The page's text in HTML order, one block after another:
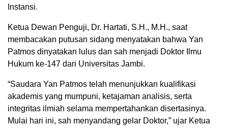
Instansi.
Ketua Dewan Penguji, Dr. Hartati, S.H., M.H., saat
membacakan putusan sidang menyatakan bahwa Yan
Patmos dinyatakan lulus dan sah menjadi Doktor Ilmu
Hukum ke-147 dari Universitas Jambi.
“Saudara Yan Patmos telah menunjukkan kualifikasi
akademis yang mumpuni, ketajaman analisis, serta
integritas ilmiah selama mempertahankan disertasinya.
Mulai hari ini, sah menyandang gelar Doktor,” ujar Ketua